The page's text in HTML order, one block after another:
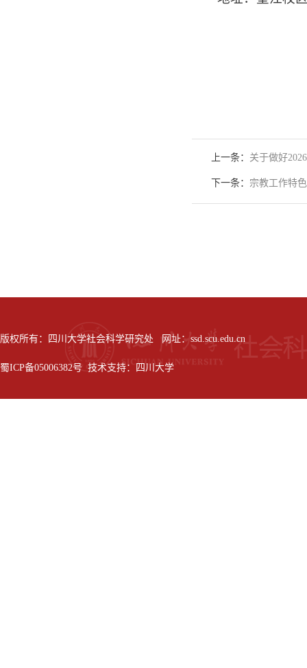
上一条： 关于做好
下一条： 宗教工作特
版权所有：四川大学社会科学研究处 网址：ssd.scu.edu.cn
蜀ICP备05006382号 技术支持：四川大学